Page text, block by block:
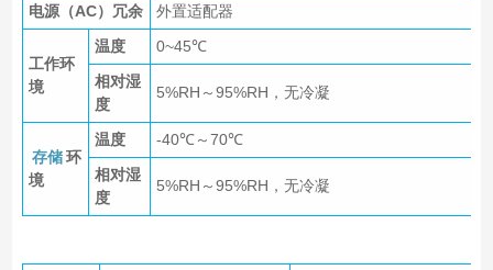
电源（AC）冗余 外置适配器
工作环
境
温度
0~45℃
相对湿
度
5%RH～95%RH，无冷凝
存储 环
境
温度
-40℃～70℃
相对湿
度
5%RH～95%RH，无冷凝